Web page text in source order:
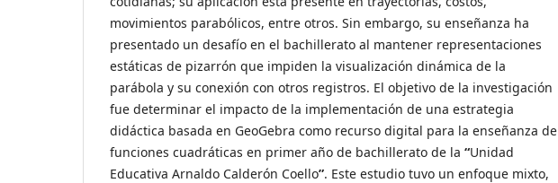
movimientos parabólicos, entre otros. Sin embargo, su enseñanza ha
presentado un desafío en el bachillerato al mantener representaciones
estáticas de pizarrón que impiden la visualización dinámica de la
parábola y su conexión con otros registros. El objetivo de la investigación
fue determinar el impacto de la implementación de una estrategia
didáctica basada en GeoGebra como recurso digital para la enseñanza de
funciones cuadráticas en primer año de bachillerato de la “Unidad
Educativa Arnaldo Calderón Coello”. Este estudio tuvo un enfoque mixto,